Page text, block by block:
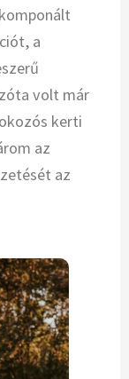
a
volt már
kerti
az
az